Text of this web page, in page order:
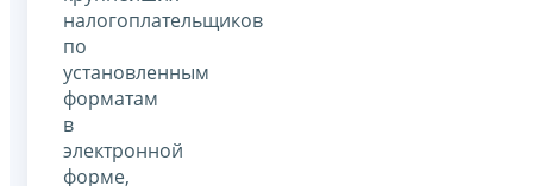
налогоплательщиков
по
установленным
форматам
в
электронной
форме,